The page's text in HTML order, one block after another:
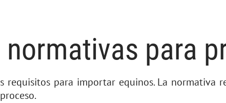
normativas para
requisitos para importar equinos. La normativa